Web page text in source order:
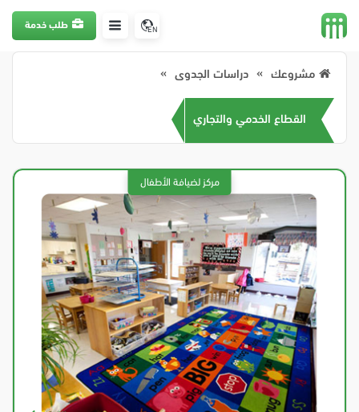
EN طلب خدمة
مشروعك دراسات الجدوى
القطاع الخدمي والتجاري